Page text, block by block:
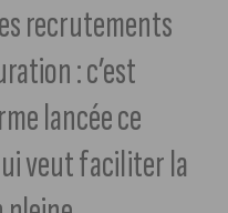
recrutements
: c’est
lancée ce
veut faciliter la